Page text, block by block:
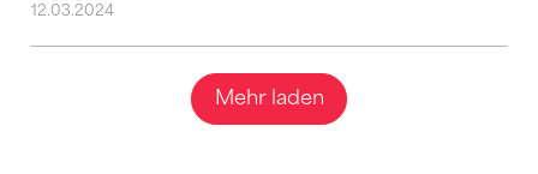
12.03.2024
Mehr laden